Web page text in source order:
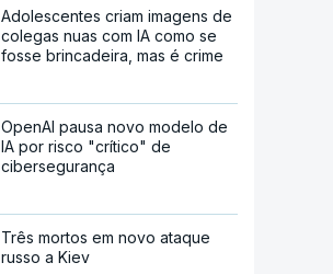
Adolescentes criam imagens de
colegas nuas com IA como se
fosse brincadeira, mas é crime
OpenAI pausa novo modelo de
IA por risco "crítico" de
cibersegurança
Três mortos em novo ataque
russo a Kiev